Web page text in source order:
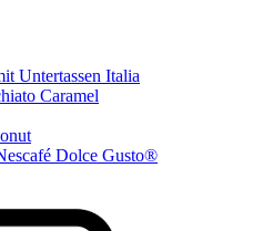
Untertassen Italia
Caramel
Dolce Gusto®